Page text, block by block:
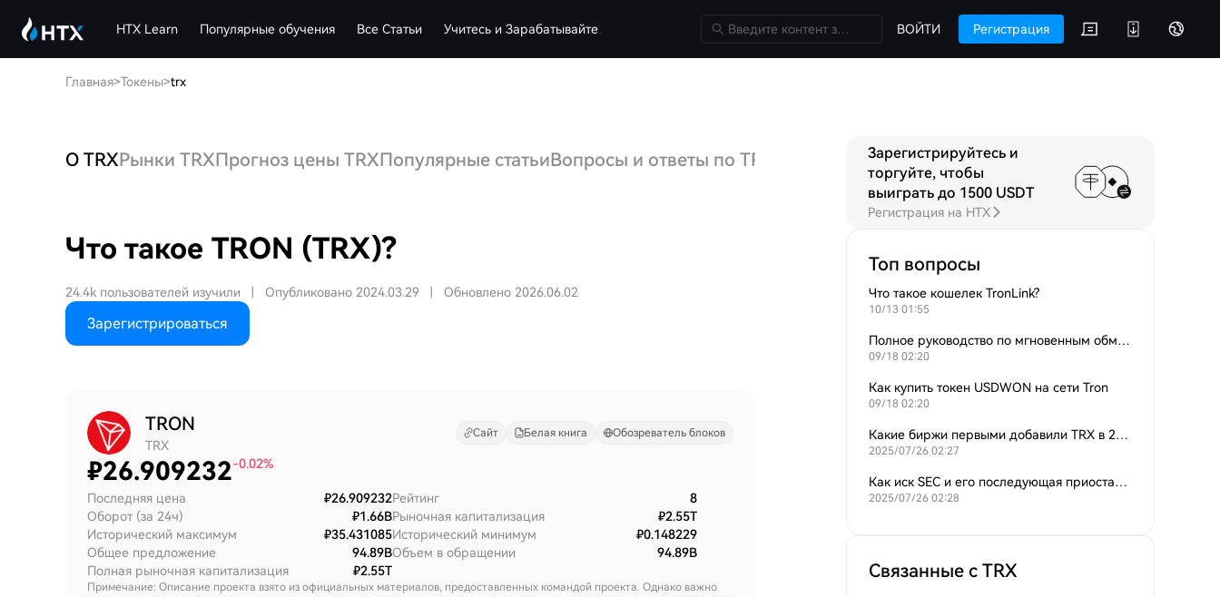
HTX Learn Популярные обучения Все Статьи Учитесь и Зарабатывайте ВОЙТИ Регистрация
Главная>Токены>trx
О TRXРынки TRXПрогноз цены TRXПопулярные статьиВопросы и ответы по TRX Обсуждения
Что такое TRON (TRX)?
24.4k пользователей изучили Опубликовано 2024.03.29 Обновлено 2026.06.02
Зарегистрироваться
TRON
TRX
Сайт Белая книга Обозреватель блоков
₽26.909232-0.02%
Последняя цена
₽26.909232
Оборот (за 24ч)
₽1.66B
Исторический максимум
₽35.431085
Общее предложение
94.89B
Полная рыночная капитализация
₽2.55T
Рейтинг
8
Рыночная капитализация
₽2.55T
Исторический минимум
₽0.148229
Объем в обращении
94.89B
Примечание: Описание проекта взято из официальных материалов, предоставленных командой проекта. Однако важно
Зарегистрируйтесь и
торгуйте, чтобы
выиграть до 1500 USDT
Регистрация на HTX
Топ вопросы
Что такое кошелек TronLink?
10/13 01:55
Полное руководство по мгновенным обменам LTC, BNB и TRX на USDT.
09/18 02:20
Как купить токен USDWON на сети Tron
09/18 02:20
Какие биржи первыми добавили TRX в 2022 году, включая Binance.US и другие?
2025/07/26 02:27
Как иск SEC и его последующая приостановка/отзыв повлияли на структуру TRON?
2025/07/26 02:28
Связанные с TRX